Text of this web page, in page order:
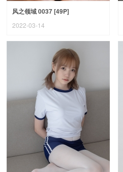
风之领域 0037 [49P]
2022-03-14